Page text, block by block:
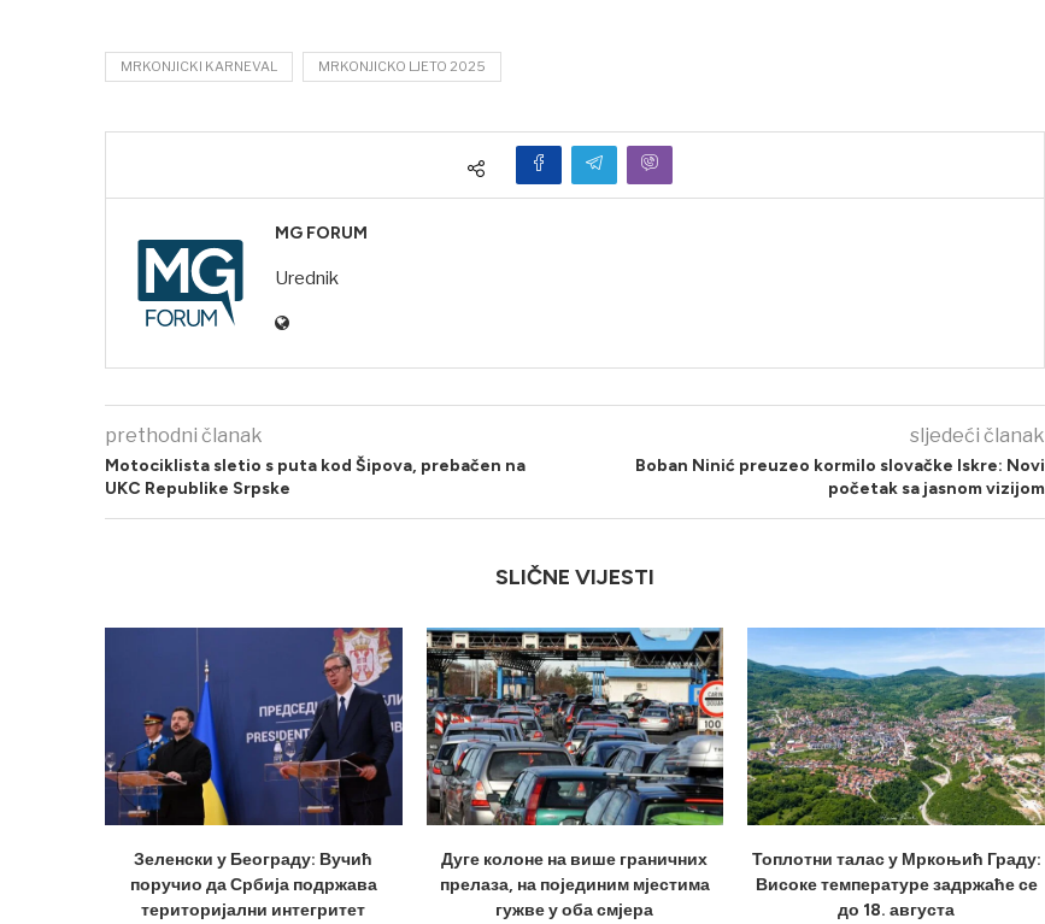
MRKONJICKI KARNEVAL MRKONJICKO LJETO 2025
MG FORUM
Urednik
prethodni članak
Motociklista sletio s puta kod Šipova, prebačen na
UKC Republike Srpske
sljedeći članak
Boban Ninić preuzeo kormilo slovačke Iskre: Novi
početak sa jasnom vizijom
SLIČNE VIJESTI
Зеленски у Београду: Вучић
поручио да Србија подржава
територијални интегритет
Дуге колоне на више граничних
прелаза, на појединим мјестима
гужве у оба смјера
Топлотни талас у Мркоњић Граду:
Високе температуре задржаће се
до 18. августа